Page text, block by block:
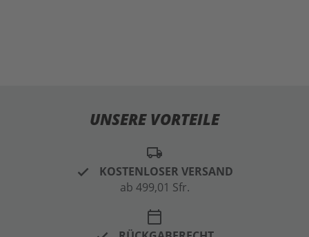
UNSERE VORTEILE
local_shipping
KOSTENLOSER VERSAND
ab 499,01 Sfr.
calendar_today